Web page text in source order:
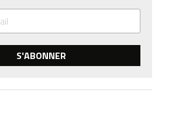
S'ABONNER